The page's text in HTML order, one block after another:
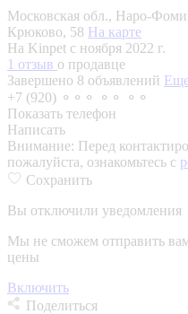
Московская обл., Наро-
Крюково, 58 На карте
На Kinpet c ноября 2022 г.
1 отзыв о продавце
Завершено 8 объявлений
+7 (920) ⚬⚬⚬ ⚬⚬ ⚬⚬
Показать телефон
Написать
Внимание: Перед
пожалуйста, ознакомьтесь с
Сохранить
Вы отключили уведомления
Мы не сможем отправить
цены
Включить
Поделиться